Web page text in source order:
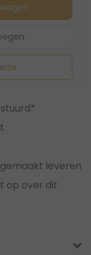
leveren
op over dit